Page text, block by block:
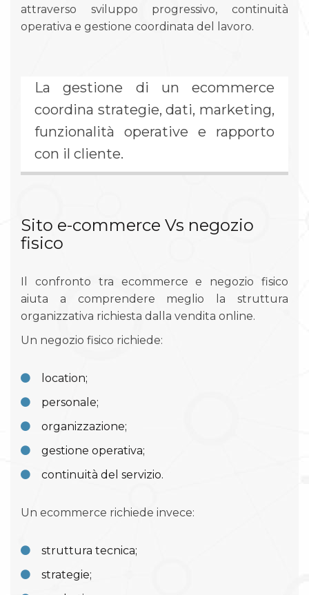
attraverso sviluppo progressivo, continuità
operativa e gestione coordinata del lavoro.
La gestione di un ecommerce
coordina strategie, dati, marketing,
funzionalità operative e rapporto
con il cliente.
Sito e-commerce Vs negozio
fisico
Il confronto tra ecommerce e negozio fisico
aiuta a comprendere meglio la struttura
organizzativa richiesta dalla vendita online.
Un negozio fisico richiede:
location;
personale;
organizzazione;
gestione operativa;
continuità del servizio.
Un ecommerce richiede invece:
struttura tecnica;
strategie;